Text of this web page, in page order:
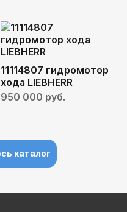
11114807 гидромотор
хода LIEBHERR
950 000 руб.
каталог